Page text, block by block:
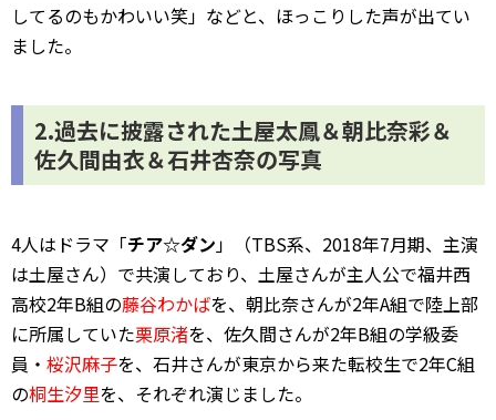
してるのもかわいい笑」などと、ほっこりした声が出てい
ました。
2.過去に披露された土屋太鳳＆朝比奈彩＆
佐久間由衣＆石井杏奈の写真
4人はドラマ「チア☆ダン」（TBS系、2018年7月期、主演
は土屋さん）で共演しており、土屋さんが主人公で福井西
高校2年B組の藤谷わかばを、朝比奈さんが2年A組で陸上部
に所属していた栗原渚を、佐久間さんが2年B組の学級委
員・ 桜沢麻子を、石井さんが東京から来た転校生で2年C組
の桐生汐里を、それぞれ演じました。